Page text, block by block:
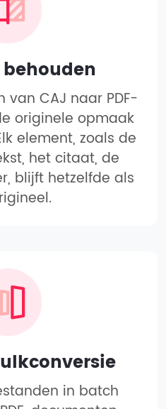
van CAJ naar PDF-
originele opmaak
element, zoals de
het citaat, de
blijft hetzelfde als
in batch